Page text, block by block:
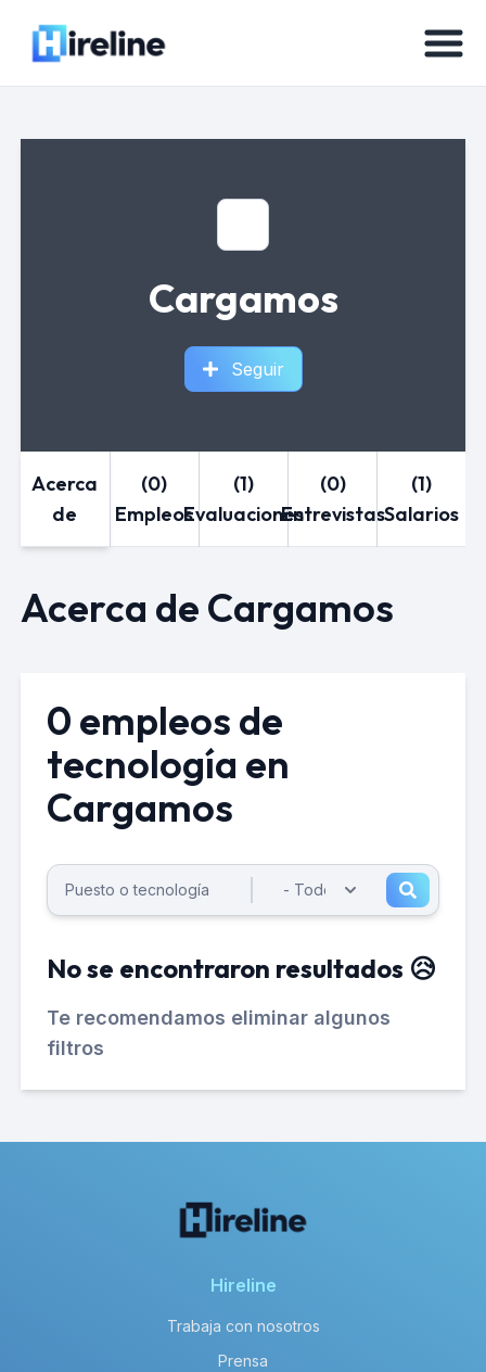
Cargamos
Seguir
Acerca
de
(0)
Empleos
(1)
Evaluaciones
(0)
Entrevistas
(1)
Salarios
Acerca de Cargamos
0 empleos de
tecnología en
Cargamos
No se encontraron resultados 😥
Te recomendamos eliminar algunos
filtros
Hireline
Trabaja con nosotros
Prensa